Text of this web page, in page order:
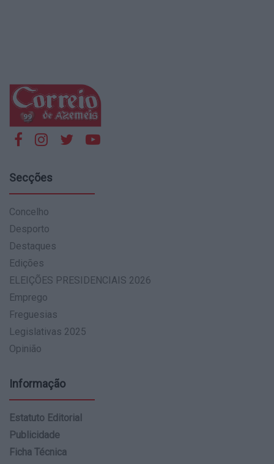
Secções
Concelho
Desporto
Destaques
Edições
ELEIÇÕES PRESIDENCIAIS 2026
Emprego
Freguesias
Legislativas 2025
Opinião
Informação
Estatuto Editorial
Publicidade
Ficha Técnica